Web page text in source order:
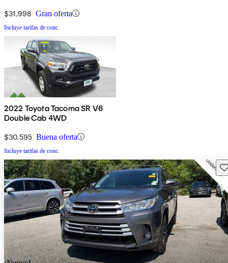
$31,998 Gran oferta
Incluye tarifas de conc.
2022 Toyota Tacoma SR V6
Double Cab 4WD
$30,595 Buena oferta
Incluye tarifas de conc.